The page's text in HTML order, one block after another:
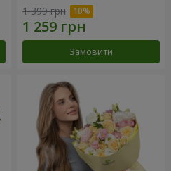
1 399 грн
Замовити